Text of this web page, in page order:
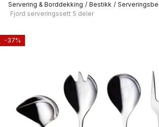
Servering & Borddekking / Bestikk /
Fjord serveringssett 5 deler
-37%